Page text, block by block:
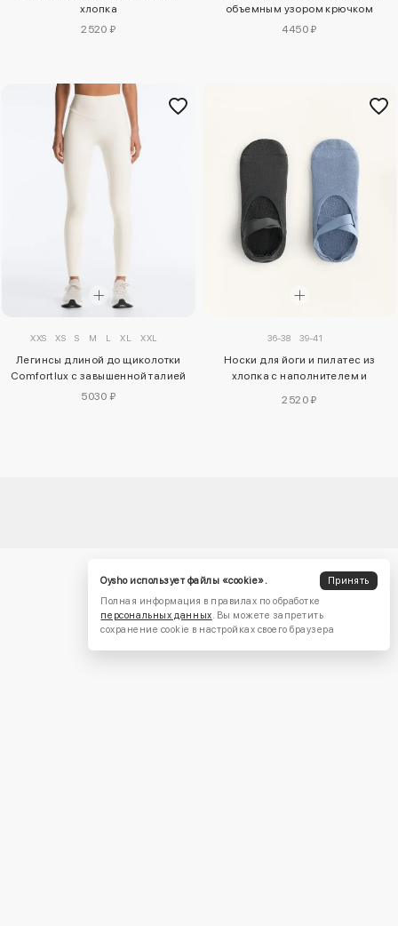
хлопка
2520 ₽
объемным узором крючком
4450 ₽
XXS XS S M L XL XXL
Легинсы длиной до щиколотки
Comfortlux с завышенной талией
5030 ₽
36-38 39-41
Носки для йоги и пилатес из
хлопка с наполнителем и
2520 ₽
Oysho использует файлы «cookie».
Принять
Полная информация в правилах по обработке
персональных данных. Вы можете запретить
сохранение cookie в настройках своего браузера